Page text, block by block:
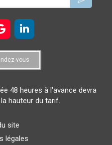
vous
48 heures à l'avance devra
hauteur du tarif.
site
légales